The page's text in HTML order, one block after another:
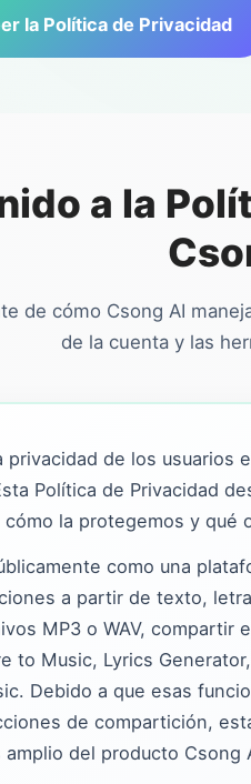
la Política de Privacidad
a la
de cómo Csong AI
de la cuenta y las
privacidad de los
Política de Privacidad
la protegemos y qué
como una
a partir de texto,
MP3 o WAV,
to Music, Lyrics
Debido a que esas
de compartición,
del producto Csong